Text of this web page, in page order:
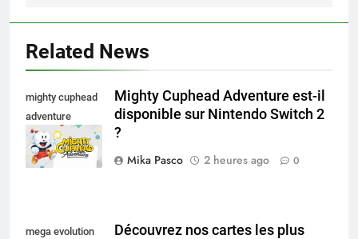
Related News
mighty cuphead
adventure
nintendo switch
Mighty Cuphead Adventure est-il
disponible sur Nintendo Switch 2
?
Mika Pasco
2 heures ago 0
mega evolution
Découvrez nos cartes les plus